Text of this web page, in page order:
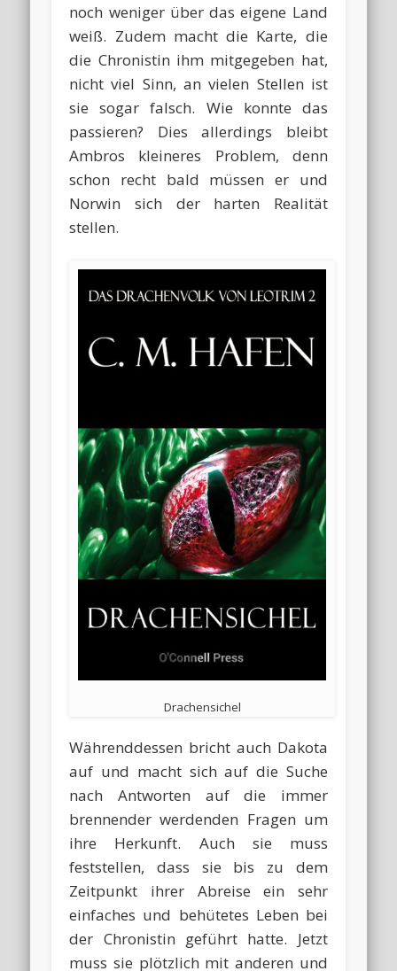
noch weniger über das eigene Land
weiß. Zudem macht die Karte, die
die Chronistin ihm mitgegeben hat,
nicht viel Sinn, an vielen Stellen ist
sie sogar falsch. Wie konnte das
passieren? Dies allerdings bleibt
Ambros kleineres Problem, denn
schon recht bald müssen er und
Norwin sich der harten Realität
stellen.
Drachensichel
Währenddessen bricht auch Dakota
auf und macht sich auf die Suche
nach Antworten auf die immer
brennender werdenden Fragen um
ihre Herkunft. Auch sie muss
feststellen, dass sie bis zu dem
Zeitpunkt ihrer Abreise ein sehr
einfaches und behütetes Leben bei
der Chronistin geführt hatte. Jetzt
muss sie plötzlich mit anderen und